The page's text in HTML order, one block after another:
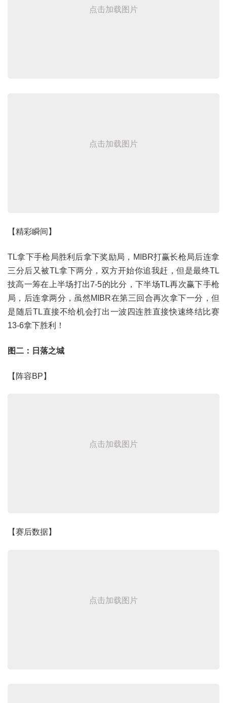
点击加载图片
点击加载图片
【精彩瞬间】
TL拿下手枪局胜利后拿下奖励局，MIBR打赢长枪局后连拿
三分后又被TL拿下两分，双方开始你追我赶，但是最终TL
技高一筹在上半场打出7-5的比分，下半场TL再次赢下手枪
局，后连拿两分，虽然MIBR在第三回合再次拿下一分，但
是随后TL直接不给机会打出一波四连胜直接快速终结比赛
13-6拿下胜利！
图二：日落之城
【阵容BP】
点击加载图片
【赛后数据】
点击加载图片